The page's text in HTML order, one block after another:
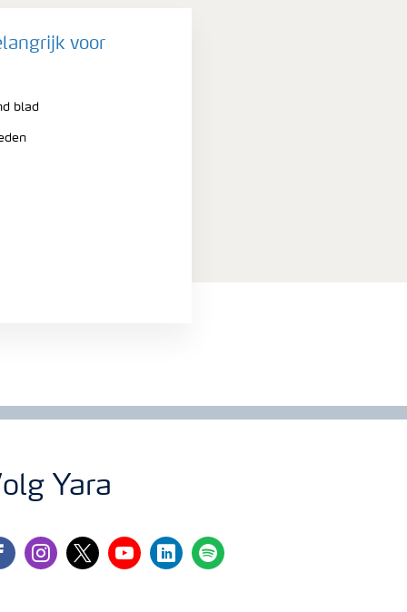
voor
blad
Yara
instagram
twitteryoutubelinkedinspotify